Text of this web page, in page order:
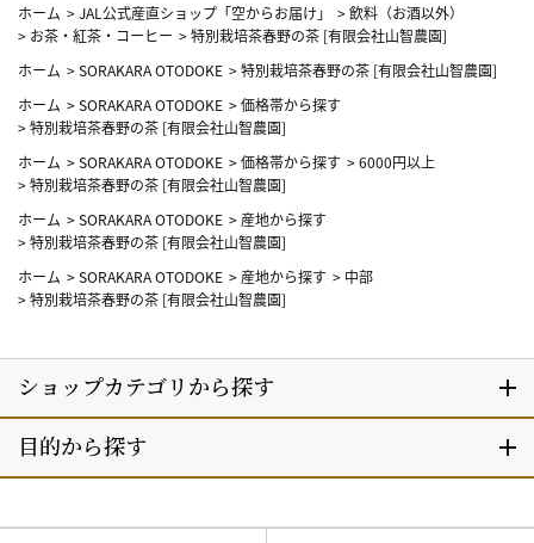
ホーム >JAL公式産直ショップ「空からお届け」 >飲料（お酒以外）
> お茶・紅茶・コーヒー >特別栽培茶春野の茶 [有限会社山智農園]
ホーム >SORAKARA OTODOKE >特別栽培茶春野の茶 [有限会社山智農園]
ホーム >SORAKARA OTODOKE >価格帯から探す
>特別栽培茶春野の茶 [有限会社山智農園]
ホーム >SORAKARA OTODOKE >価格帯から探す >6000円以上
>特別栽培茶春野の茶 [有限会社山智農園]
ホーム >SORAKARA OTODOKE > 産地から探す
>特別栽培茶春野の茶 [有限会社山智農園]
ホーム >SORAKARA OTODOKE > 産地から探す > 中部
>特別栽培茶春野の茶 [有限会社山智農園]